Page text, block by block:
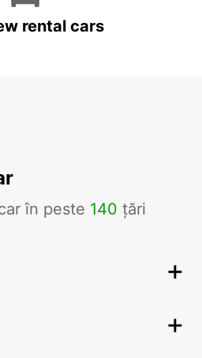
rental cars
în peste 140 țări